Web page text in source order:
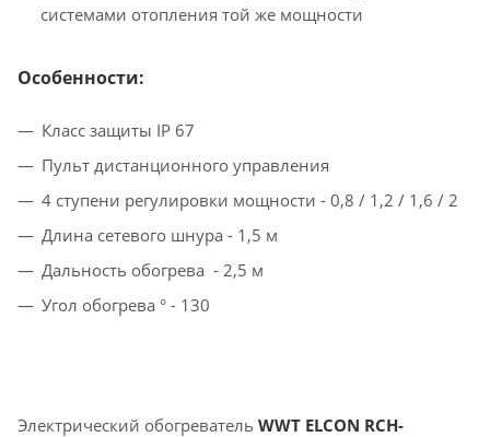
системами отопления той же мощности
Особенности:
Класс защиты IP 67
Пульт дистанционного управления
4 ступени регулировки мощности - 0,8 / 1,2 / 1,6 / 2
Длина сетевого шнура - 1,5 м
Дальность обогрева - 2,5 м
Угол обогрева ° - 130
Электрический обогреватель WWT ELCON RCH-